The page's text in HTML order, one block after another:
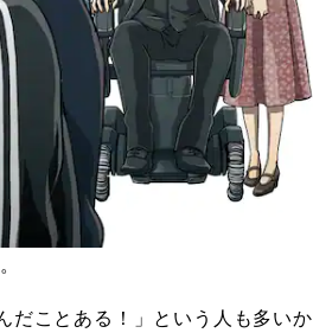
だことある！」という人も多いか